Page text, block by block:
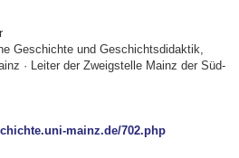
Geschich­te und Ge­schichts­didaktik,
· Leiter der Zweig­stelle Mainz der Süd­
mainz.de/702.php